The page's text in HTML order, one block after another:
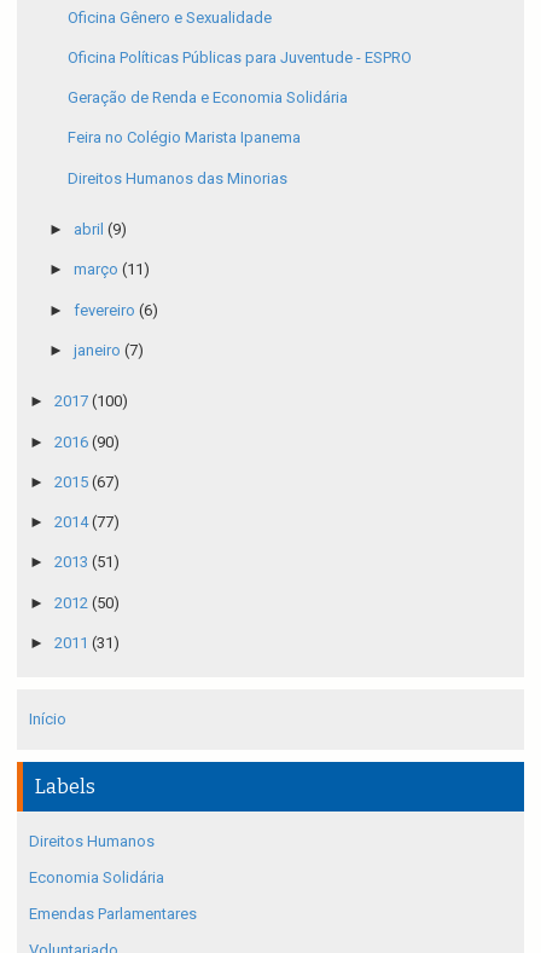
Oficina Gênero e Sexualidade
Oficina Políticas Públicas para Juventude - ESPRO
Geração de Renda e Economia Solidária
Feira no Colégio Marista Ipanema
Direitos Humanos das Minorias
► abril (9)
► março (11)
► fevereiro (6)
► janeiro (7)
► 2017 (100)
► 2016 (90)
► 2015 (67)
► 2014(77)
► 2013 (51)
► 2012 (50)
► 2011 (31)
Início
Labels
Direitos Humanos
Economia Solidária
Emendas Parlamentares